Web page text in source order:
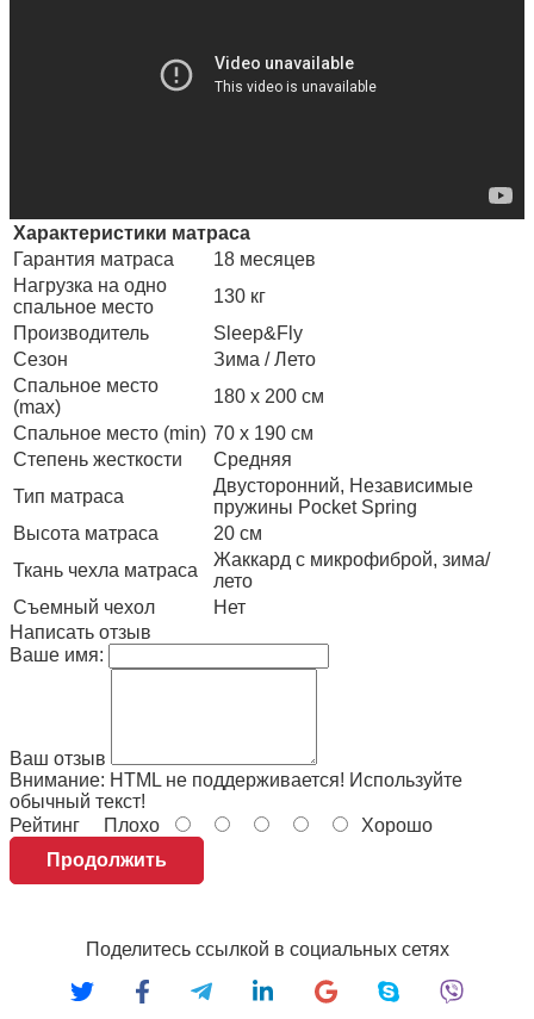
Характеристики матраса
Гарантия матраса
18 месяцев
Нагрузка на одно
спальное место
130 кг
Производитель
Sleep&Fly
Сезон
Зима / Лето
Спальное место
(max)
180 х 200 см
Спальное место (min) 70 х 190 см
Степень жесткости
Средняя
Тип матраса
Двусторонний, Независимые
пружины Pocket Spring
Высота матраса
20 см
Ткань чехла матраса
Жаккард с микрофиброй, зима/
лето
Съемный чехол
Нет
Написать отзыв
Ваше имя:
Ваш отзыв
Внимание: HTML не поддерживается! Используйте
обычный текст!
Рейтинг Плохо
Хорошо
Продолжить
Поделитесь ссылкой в социальных сетях